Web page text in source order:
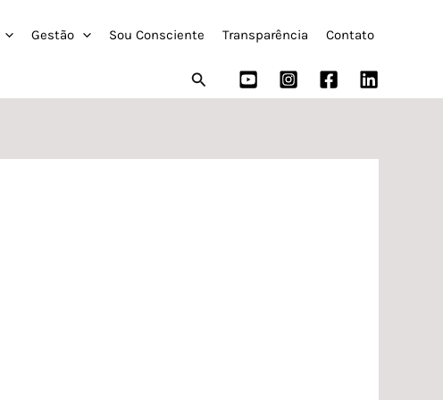
Gestão Sou Consciente Transparência Contato
Pesquisar